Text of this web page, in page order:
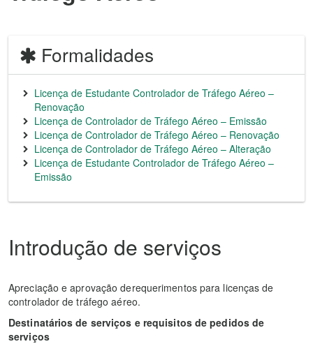
Formalidades
Licença de Estudante Controlador de Tráfego Aéreo –
Renovação
Licença de Controlador de Tráfego Aéreo – Emissão
Licença de Controlador de Tráfego Aéreo – Renovação
Licença de Controlador de Tráfego Aéreo – Alteração
Licença de Estudante Controlador de Tráfego Aéreo –
Emissão
Introdução de serviços
Apreciação e aprovação derequerimentos para licenças de
controlador de tráfego aéreo.
Destinatários de serviços e requisitos de pedidos de
serviços